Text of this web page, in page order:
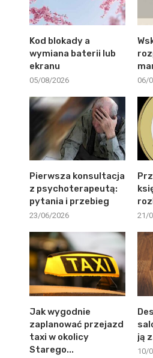
Kod blokady a
wymiana baterii lub
ekranu
05/08/2026 06/
Pierwsza konsultacja
z psychoterapeutą:
pytania i przebieg
23/06/2026 21/
Jak wygodnie
zaplanować przejazd
taxi w okolicy
Starego...
ją
10/